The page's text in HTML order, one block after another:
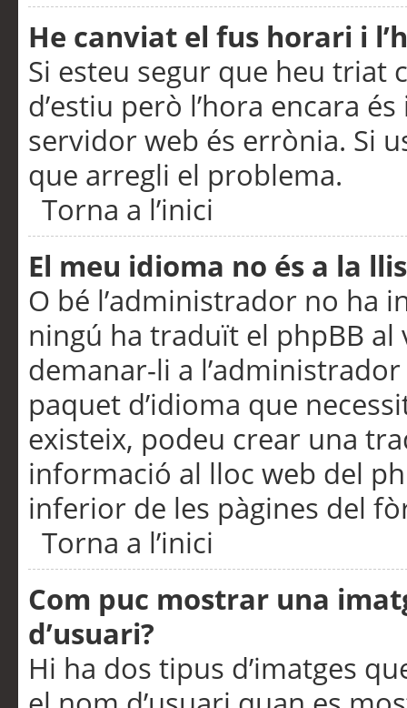
He canviat el fus horari i
Si esteu segur que heu triat
d’estiu però l’hora encara
servidor web és errònia. Si
que arregli el problema.
Torna a l’inici
El meu idioma no és a la
O bé l’administrador no ha
ningú ha traduït el phpBB
demanar-li a
paquet d’idioma que
existeix, podeu crear una
informació al lloc web del
inferior de les pàgines del
Torna a l’inici
Com puc mostrar una
d’usuari?
Hi ha dos tipus d’imatges